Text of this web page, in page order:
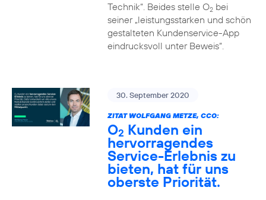
Technik“. Beides stelle O2bei
seiner „leistungsstarken und schön
gestalteten Kundenservice-App
eindrucksvoll unter Beweis“.
30. September 2020
ZITAT WOLFGANG METZE, CCO:
O2 Kunden ein
hervorragendes
Service-Erlebnis zu
bieten, hat für uns
oberste Priorität.